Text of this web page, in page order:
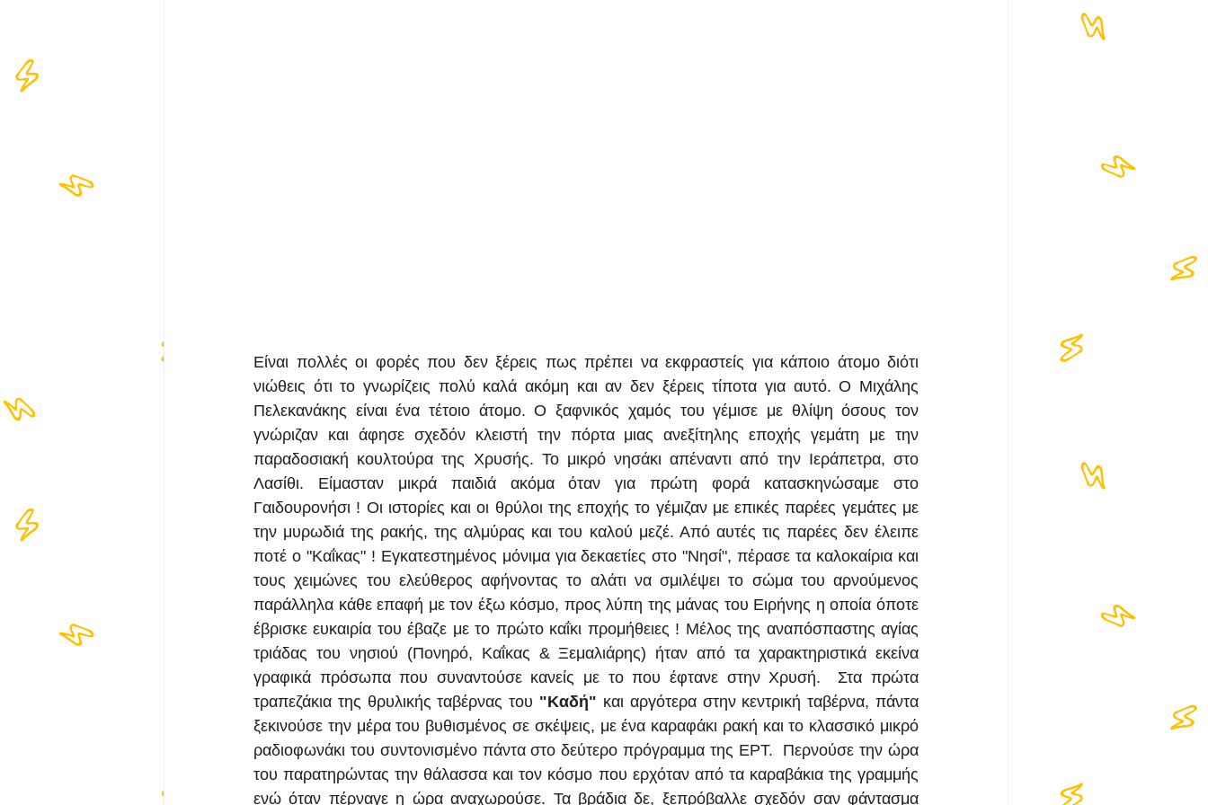
Είναι πολλές οι φορές που δεν ξέρεις πως πρέπει να εκφραστείς για κάποιο άτομο διότι
νιώθεις ότι το γνωρίζεις πολύ καλά ακόμη και αν δεν ξέρεις τίποτα για αυτό. Ο Μιχάλης
Πελεκανάκης είναι ένα τέτοιο άτομο. Ο ξαφνικός χαμός του γέμισε με θλίψη όσους τoν
γνώριζαν και άφησε σχεδόν κλειστή την πόρτα μιας ανεξίτηλης εποχής γεμάτη με την
παραδοσιακή κουλτούρα της Χρυσής. Το μικρό νησάκι απέναντι από την Ιεράπετρα, στο
Λασίθι. Είμασταν μικρά παιδιά ακόμα όταν για πρώτη φορά κατασκηνώσαμε στο
Γαιδουρονήσι ! Οι ιστορίες και οι θρύλοι της εποχής το γέμιζαν με επικές παρέες γεμάτες με
την μυρωδιά της ρακής, της αλμύρας και του καλού μεζέ. Από αυτές τις παρέες δεν έλειπε
ποτέ ο "Καΐκας" ! Εγκατεστημένος μόνιμα για δεκαετίες στο "Νησί", πέρασε τα καλοκαίρια και
τους χειμώνες του ελεύθερος αφήνοντας το αλάτι να σμιλέψει το σώμα του αρνούμενος
παράλληλα κάθε επαφή με τον έξω κόσμο, προς λύπη της μάνας του Ειρήνης η οποία όποτε
έβρισκε ευκαιρία του έβαζε με το πρώτο καΐκι προμήθειες ! Μέλος της αναπόσπαστης αγίας
τριάδας του νησιού (Πονηρό, Καΐκας & Ξεμαλιάρης) ήταν από τα χαρακτηριστικά εκείνα
γραφικά πρόσωπα που συναντούσε κανείς με το που έφτανε στην Χρυσή.  Στα πρώτα
τραπεζάκια της θρυλικής ταβέρνας του "Καδή" και αργότερα στην κεντρική ταβέρνα, πάντα
ξεκινούσε την μέρα του βυθισμένος σε σκέψεις, με ένα καραφάκι ρακή και το κλασσικό μικρό
ραδιοφωνάκι του συντονισμένο πάντα στο δεύτερο πρόγραμμα της ΕΡΤ.  Περνούσε την ώρα
του παρατηρώντας την θάλασσα και τον κόσμο που ερχόταν από τα καραβάκια της γραμμής
ενώ όταν πέρναγε η ώρα αναχωρούσε. Τα βράδια δε, ξεπρόβαλλε σχεδόν σαν φάντασμα